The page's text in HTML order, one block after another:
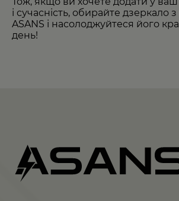
і сучасність, обирайте дзеркало з
ASANS і насолоджуйтеся його
день!